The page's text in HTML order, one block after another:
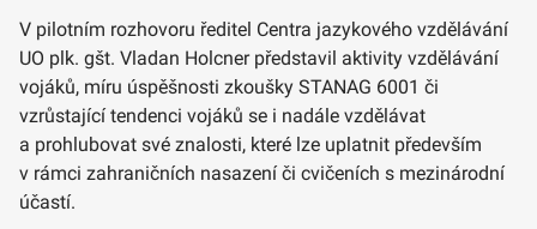
V pilotním rozhovoru ředitel Centra jazykového vzdělávání
UO plk. gšt. Vladan Holcner představil aktivity vzdělávání
vojáků, míru úspěšnosti zkoušky STANAG 6001 či
vzrůstající tendenci vojáků se i nadále vzdělávat
a prohlubovat své znalosti, které lze uplatnit především
v rámci zahraničních nasazení či cvičeních s mezinárodní
účastí.